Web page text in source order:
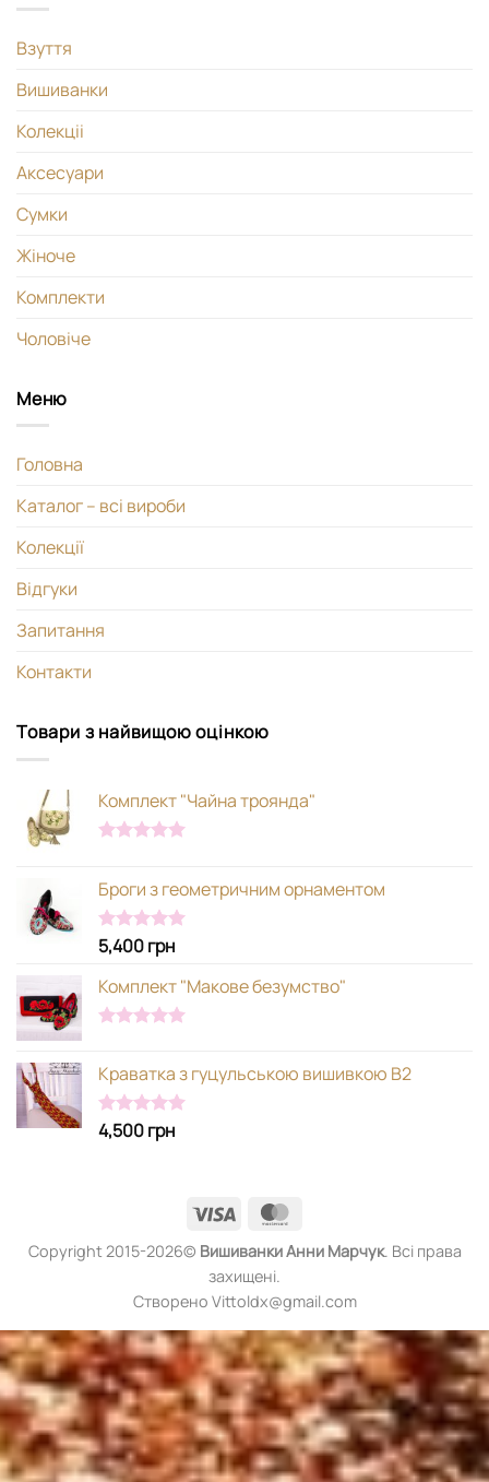
Взуття
Вишиванки
Колекціі
Аксесуари
Сумки
Жіноче
Комплекти
Чоловіче
Меню
Головна
Каталог – всі вироби
Колекції
Відгуки
Запитання
Контакти
Товари з найвищою оцінкою
Комплект "Чайна троянда"
Броги з геометричним орнаментом
Оцінено в
з 5
5,400грн
Комплект "Макове безумство"
Краватка з гуцульською вишивкою В2
Оцінено в
з 5
4,500грн
Visa
Copyright 2015-2026© ВишиванкиАнни Марчук. Всі права
захищені.
Створено Vittoldx@gmail.com